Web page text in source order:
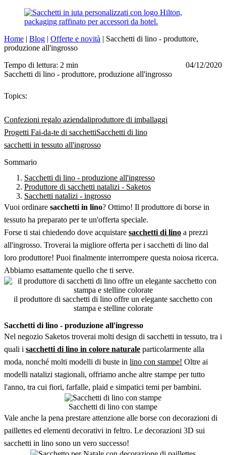
Home | Blog | Offerte e novità | Sacchetti di lino - produttore,
produzione all'ingrosso
Tempo di lettura: 2 min
04/12/2020
Sacchetti di lino - produttore, produzione all'ingrosso
Topics:
Confezioni regalo aziendaliproduttore di imballaggi
Progetti Fai-da-te di sacchettiSacchetti di lino
sacchetti in tessuto all'ingrosso
Sommario
Sacchetti di lino - produzione all'ingresso
Produttore di sacchetti natalizi - Saketos
Sacchetti natalizi - ingrosso
Vuoi ordinare sacchetti in lino? Ottimo! Il produttore di borse in
tessuto ha preparato per te un'offerta speciale.
Forse ti stai chiedendo dove acquistare sacchetti di lino a prezzi
all'ingrosso. Troverai la migliore offerta per i sacchetti di lino dal
loro produttore! Puoi finalmente interrompere questa noiosa ricerca.
Abbiamo esattamente quello che ti serve.
il produttore di sacchetti di lino offre un elegante sacchetto con
stampa e stelline colorate
Sacchetti di lino - produzione all'ingresso
Nel negozio Saketos troverai molti design di sacchetti in tessuto, tra i
quali i sacchetti di lino in colore naturale particolarmente alla
moda, nonché molti modelli di buste in lino con stampe! Oltre ai
modelli natalizi stagionali, offriamo anche altre stampe per tutto
l'anno, tra cui fiori, farfalle, plaid e simpatici temi per bambini.
Sacchetti di lino con stampe
Vale anche la pena prestare attenzione alle borse con decorazioni di
paillettes ed elementi decorativi in feltro. Le decorazioni 3D sui
sacchetti in lino sono un vero successo!